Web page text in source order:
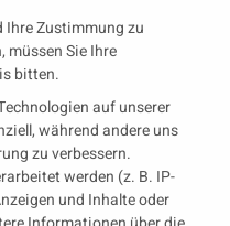
mit Geothermie
im
startet den
Ihre Zustimmung zu
müssen Sie Ihre
bitten.
auf unserer
während andere uns
zu verbessern.
werden (z. B. IP-
und Inhalte oder